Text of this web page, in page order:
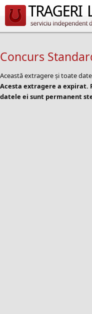
Concurs
Această extragere și toate
Acesta extragere a expirat.
datele ei sunt permanent